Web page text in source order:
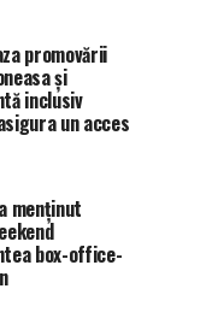
promovării
și
inclusiv
un acces
menţinut
box-office-